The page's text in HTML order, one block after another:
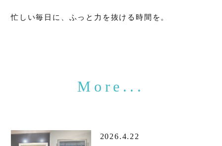
忙しい毎日に、ふっと力を抜ける時間を。
2026.4.22